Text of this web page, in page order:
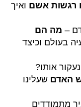
רגשות אשם ואיך
– מה הם
בעולם וכיצד
אותו?
האדם שעלינו
מתמודדים